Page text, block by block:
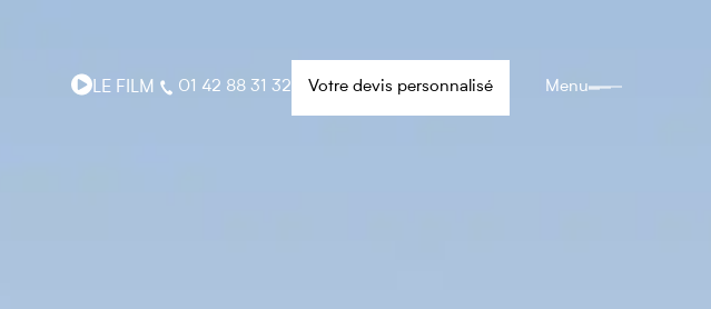
LE FILM 01 42 88 31 32 Votre devis personnalisé Menu